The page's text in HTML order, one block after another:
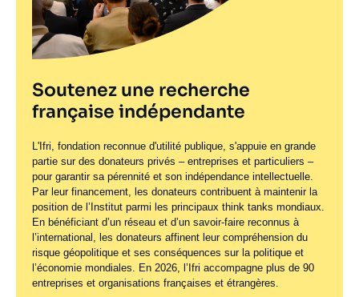
Soutenez une recherche
française indépendante
L'Ifri, fondation reconnue d'utilité publique, s'appuie en grande
partie sur des donateurs privés – entreprises et particuliers –
pour garantir sa pérennité et son indépendance intellectuelle.
Par leur financement, les donateurs contribuent à maintenir la
position de l’Institut parmi les principaux think tanks mondiaux.
En bénéficiant d’un réseau et d’un savoir-faire reconnus à
l’international, les donateurs affinent leur compréhension du
risque géopolitique et ses conséquences sur la politique et
l’économie mondiales. En 2026, l’Ifri accompagne plus de 90
entreprises et organisations françaises et étrangères.